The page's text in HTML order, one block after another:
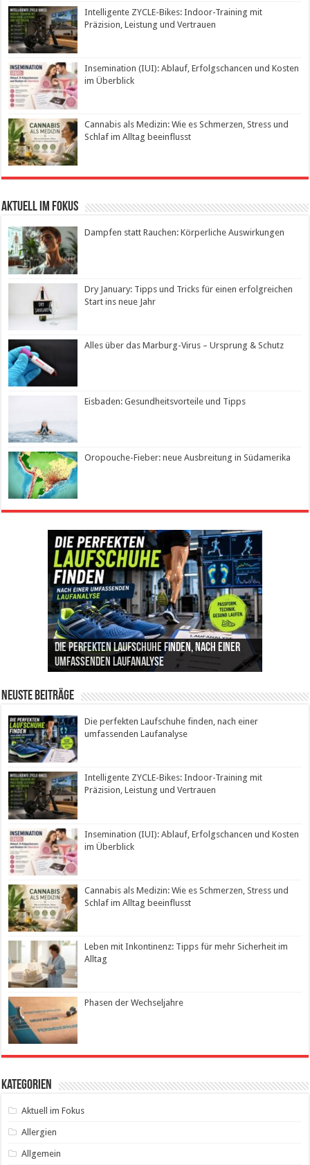
Intelligente ZYCLE-Bikes: Indoor-Training mit
Präzision, Leistung und Vertrauen
Insemination (IUI): Ablauf, Erfolgschancen und Kosten
im Überblick
Cannabis als Medizin: Wie es Schmerzen, Stress und
Schlaf im Alltag beeinflusst
Aktuell im Fokus
Dampfen statt Rauchen: Körperliche Auswirkungen
Dry January: Tipps und Tricks für einen erfolgreichen
Start ins neue Jahr
Alles über das Marburg-Virus – Ursprung & Schutz
Eisbaden: Gesundheitsvorteile und Tipps
Oropouche-Fieber: neue Ausbreitung in Südamerika
Die perfekten Laufschuhe finden, nach einer
umfassenden Laufanalyse
Intelligente ZYCLE-Bikes: Indoor-Training mit
Präzision, Leistung und Vertrauen
Insemination (IUI): Ablauf, Erfolgschancen und
Kosten im Überblick
Cannabis als Medizin: Wie es Schmerzen, Stress
und Schlaf im Alltag beeinflusst
Leben mit Inkontinenz: Tipps für mehr
Sicherheit im Alltag
Neuste Beiträge
Die perfekten Laufschuhe finden, nach einer
umfassenden Laufanalyse
Intelligente ZYCLE-Bikes: Indoor-Training mit
Präzision, Leistung und Vertrauen
Insemination (IUI): Ablauf, Erfolgschancen und Kosten
im Überblick
Cannabis als Medizin: Wie es Schmerzen, Stress und
Schlaf im Alltag beeinflusst
Leben mit Inkontinenz: Tipps für mehr Sicherheit im
Alltag
Phasen der Wechseljahre
Kategorien
Aktuell im Fokus
Allergien
Allgemein